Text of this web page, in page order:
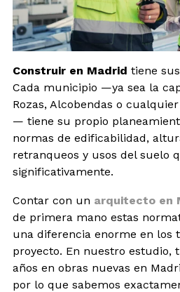
Construir en Madrid tiene
Cada municipio —ya sea la
Rozas, Alcobendas o
— tiene su propio
normas de edificabilidad,
retranqueos y usos del suelo
significativamente.
Contar con un arquitecto en
de primera mano estas
una diferencia enorme en los
proyecto. En nuestro estudio,
años en obras nuevas en
por lo que sabemos